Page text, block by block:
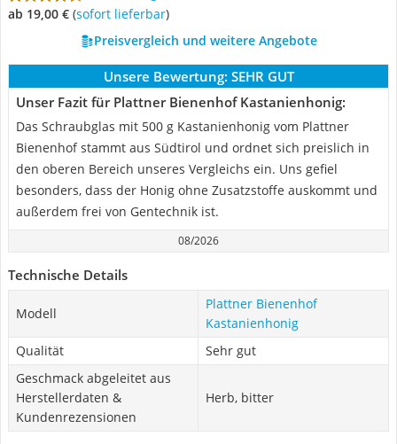
ab 19,00 € ( Sofort lieferbar)
Preisvergleich und weitere Angebote
Unsere Bewertung: SEHR GUT
Unser Fazit für Plattner Bienenhof Kastanienhonig:
Das Schraubglas mit 500 g Kastanienhonig vom Plattner
Bienenhof stammt aus Südtirol und ordnet sich preislich in
den oberen Bereich unseres Vergleichs ein. Uns gefiel
besonders, dass der Honig ohne Zusatzstoffe auskommt und
außerdem frei von Gentechnik ist.
08/2026
Technische Details
Modell
Plattner Bienenhof
Kastanienhonig
Qualität
Sehr gut
Geschmack abgeleitet aus
Herstellerdaten &
Kundenrezensionen
Herb, bitter